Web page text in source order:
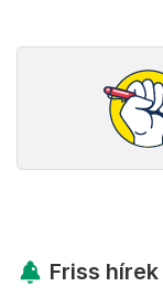
Friss hírek